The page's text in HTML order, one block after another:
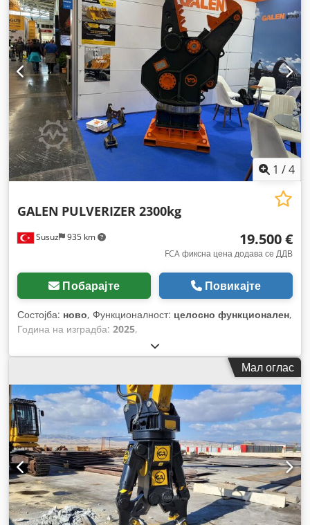
1 /4
Susuz 935 km
GALEN PULVERIZER 2300kg
19.500 €
FCA фиксна цена додава се ДДВ
Побарајте Повикајте
Состојба: ново, Функционалност: целосно функционален,
Година на изградба: 2025,
Мал оглас